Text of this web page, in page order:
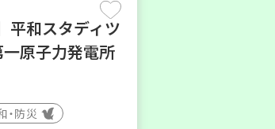
平和スタディツ
原子力発電所
・防災